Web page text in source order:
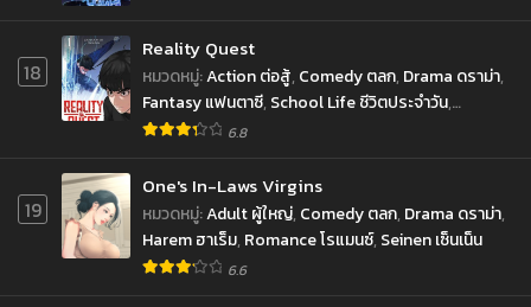
18
Reality Quest
หมวดหมู่:Action ต่อสู้, Comedy ตลก, Drama ดราม่า,
Fantasy แฟนตาซี, School Life ชีวิตประจำวัน,
Shounen โชเน็น
6.8
19
One's In-Laws Virgins
หมวดหมู่:Adult ผู้ใหญ่, Comedy ตลก, Drama ดราม่า,
Harem ฮาเร็ม, Romance โรแมนซ์, Seinen เซ็นเน็น
6.6